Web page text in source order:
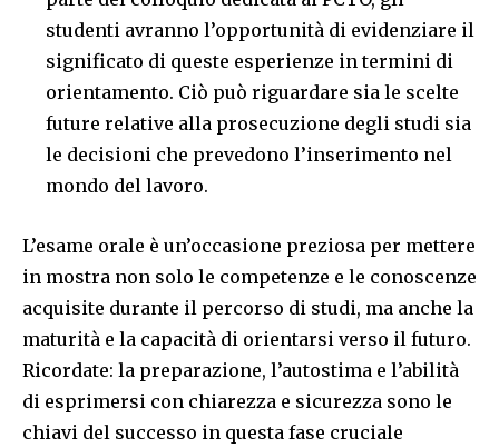
studenti avranno l’opportunità di evidenziare il
significato di queste esperienze in termini di
orientamento. Ciò può riguardare sia le scelte
future relative alla prosecuzione degli studi sia
le decisioni che prevedono l’inserimento nel
mondo del lavoro.
L’esame orale è un’occasione preziosa per mettere
in mostra non solo le competenze e le conoscenze
acquisite durante il percorso di studi, ma anche la
maturità e la capacità di orientarsi verso il futuro.
Ricordate: la preparazione, l’autostima e l’abilità
di esprimersi con chiarezza e sicurezza sono le
chiavi del successo in questa fase cruciale